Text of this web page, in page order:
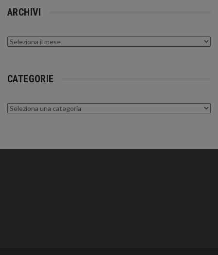
ARCHIVI
Archivi
CATEGORIE
Categorie